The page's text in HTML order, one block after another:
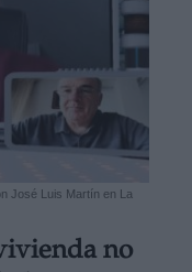
José Luis Martín en La
no